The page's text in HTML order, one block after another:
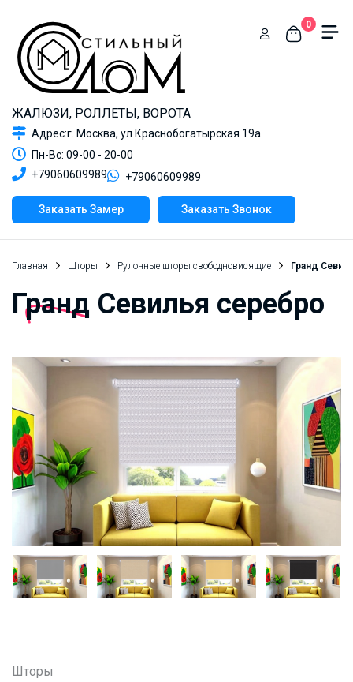
ЖАЛЮЗИ, РОЛЛЕТЫ, ВОРОТА
Адрес:г. Москва, ул Краснобогатырская 19а
Пн-Вс: 09-00 - 20-00
+79060609989
+79060609989
Заказать Замер Заказать Звонок
0
Главная Шторы Рулонные шторы свободновисящие Гранд
Гранд Севилья серебро
Шторы